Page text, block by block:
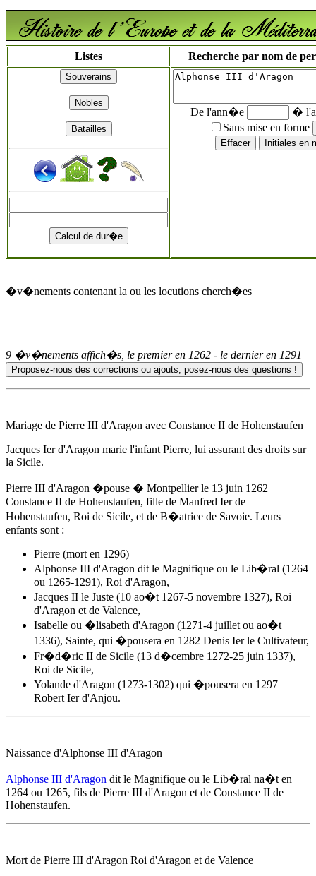
Listes Recherche par nom de
De l'ann�e
�
Sans mise en forme
�v�nements contenant la ou les locutions cherch�es
9 �v�nements affich�s, le premier en 1262 - le dernier en 1291
Mariage de Pierre III d'Aragon avec Constance II de Hohenstaufen
Jacques Ier d'Aragon marie l'infant Pierre, lui assurant des droits sur
la Sicile.
Pierre III d'Aragon �pouse � Montpellierle 13 juin 1262
Constance II de Hohenstaufen, fille de Manfred Ier de
Hohenstaufen, Roi de Sicile, et de B�atrice de Savoie. Leurs
enfants sont :
Pierre (mort en 1296)
Alphonse III d'Aragon dit le Magnifique ou le Lib�ral (1264
ou 1265-1291), Roi d'Aragon,
Jacques II le Juste (10 ao�t 1267-5 novembre 1327), Roi
d'Aragon et de Valence,
Isabelle ou �lisabeth d'Aragon (1271-4 juillet ou ao�t
1336), Sainte, qui �pousera en 1282 Denis Ier le Cultivateur,
Fr�d�ric II de Sicile (13 d�cembre 1272-25 juin 1337),
Roi de Sicile,
Yolande d'Aragon (1273-1302) qui �pousera en 1297
Robert Ier d'Anjou.
Naissance d'Alphonse III d'Aragon
Alphonse III d'Aragon dit le Magnifique ou le Lib�ral na�t en
1264 ou 1265, fils de Pierre III d'Aragon et de Constance II de
Hohenstaufen.
Mort de Pierre III d'Aragon Roi d'Aragon et de Valence